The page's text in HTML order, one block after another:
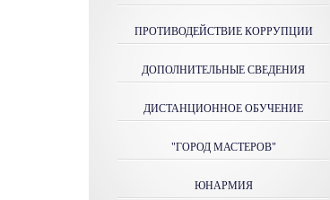
ПРОТИВОДЕЙСТВИЕ КОРРУПЦИИ
ДОПОЛНИТЕЛЬНЫЕ СВЕДЕНИЯ
ДИСТАНЦИОННОЕ ОБУЧЕНИЕ
"ГОРОД МАСТЕРОВ"
ЮНАРМИЯ